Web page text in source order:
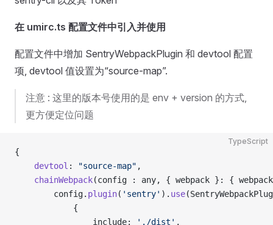
在 umirc.ts 配置文件中引入并使用
配置文件中增加 SentryWebpackPlugin 和 devtool 配置
项, devtool 值设置为“source-map”.
注意 : 这里的版本号使用的是 env + version 的方式,
更方便定位问题
TypeScript
{
    devtool
: "source-map" ,
    chainWebpack
(config : any, { webpack }: {
        config.
plugin( 'sentry' ). use
            {
                include:
'./dist' ,